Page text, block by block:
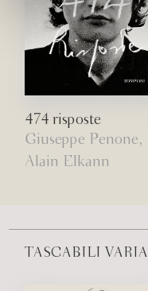
474 risposte
Giuseppe Penone,
Alain Elkann
TASCABILI VARIA